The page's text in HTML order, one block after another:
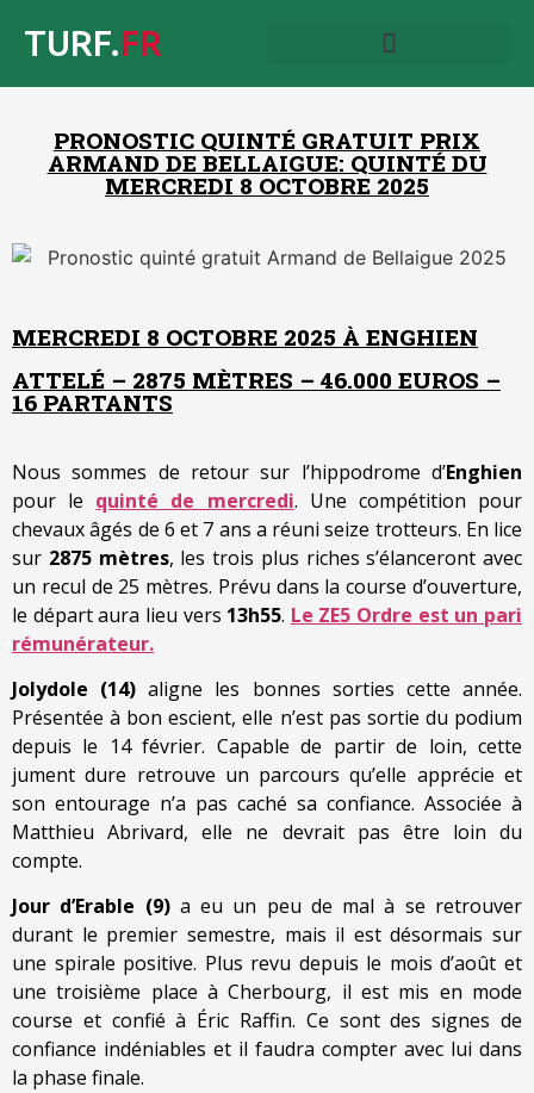
TURF.FR
PRONOSTIC QUINTÉ GRATUIT PRIX
ARMAND DE BELLAIGUE: QUINTÉ DU
MERCREDI 8 OCTOBRE 2025
MERCREDI 8 OCTOBRE 2025 À ENGHIEN
ATTELÉ – 2875 MÈTRES – 46.000 EUROS –
16 PARTANTS
Nous sommes de retour sur l’hippodrome d’Enghien
pour le quinté de mercredi. Une compétition pour
chevaux âgés de 6 et 7 ans a réuni seize trotteurs. En lice
sur 2875 mètres, les trois plus riches s’élanceront avec
un recul de 25 mètres. Prévu dans la course d’ouverture,
le départ aura lieu vers 13h55. Le ZE5 Ordre est un pari
rémunérateur.
Jolydole (14) aligne les bonnes sorties cette année.
Présentée à bon escient, elle n’est pas sortie du podium
depuis le 14 février. Capable de partir de loin, cette
jument dure retrouve un parcours qu’elle apprécie et
son entourage n’a pas caché sa confiance. Associée à
Matthieu Abrivard, elle ne devrait pas être loin du
compte.
Jour d’Erable (9) a eu un peu de mal à se retrouver
durant le premier semestre, mais il est désormais sur
une spirale positive. Plus revu depuis le mois d’août et
une troisième place à Cherbourg, il est mis en mode
course et confié à Éric Raffin. Ce sont des signes de
confiance indéniables et il faudra compter avec lui dans
la phase finale.